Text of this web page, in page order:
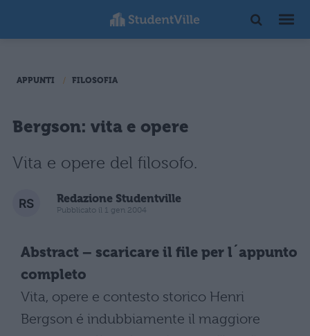
APPUNTI FILOSOFIA
Bergson: vita e opere
Vita e opere del filosofo.
Redazione Studentville
Pubblicato il 1 gen 2004
Abstract – scaricare il file per l´appunto
completo
Vita, opere e contesto storico Henri
Bergson é indubbiamente il maggiore